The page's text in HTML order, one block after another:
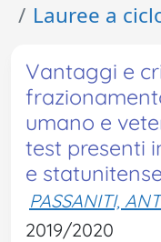
Lauree a
Vantaggi e
umano e
test presenti
e
PASSANITI,
2019/2020